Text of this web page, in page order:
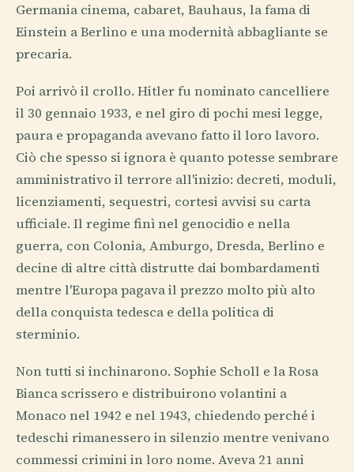
Germania cinema, cabaret, Bauhaus, la fama di
Einstein a Berlino e una modernità abbagliante se
precaria.
Poi arrivò il crollo. Hitler fu nominato cancelliere
il 30 gennaio 1933, e nel giro di pochi mesi legge,
paura e propaganda avevano fatto il loro lavoro.
Ciò che spesso si ignora è quanto potesse sembrare
amministrativo il terrore all'inizio: decreti, moduli,
licenziamenti, sequestri, cortesi avvisi su carta
ufficiale. Il regime finì nel genocidio e nella
guerra, con Colonia, Amburgo, Dresda, Berlino e
decine di altre città distrutte dai bombardamenti
mentre l'Europa pagava il prezzo molto più alto
della conquista tedesca e della politica di
sterminio.
Non tutti si inchinarono. Sophie Scholl e la Rosa
Bianca scrissero e distribuirono volantini a
Monaco nel 1942 e nel 1943, chiedendo perché i
tedeschi rimanessero in silenzio mentre venivano
commessi crimini in loro nome. Aveva 21 anni